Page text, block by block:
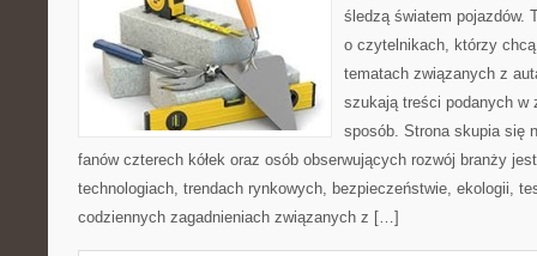
śledzą światem pojazdów.
o czytelnikach, którzy
tematach związanych z
szukają treści podanych w
sposób. Strona skupia się
fanów czterech kółek oraz osób obserwujących rozwój branży
technologiach, trendach rynkowych, bezpieczeństwie, ekologii,
codziennych zagadnieniach związanych z […]